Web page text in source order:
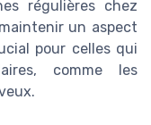
régulières chez
un aspect
pour celles qui
comme les